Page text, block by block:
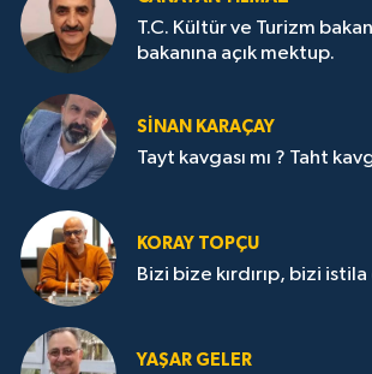
T.C. Kültür ve Turizm
bakanına açık mektup.
SİNAN KARAÇAY
Tayt kavgası mı ? Taht
KORAY TOPÇU
Bizi bize kırdırıp, bizi
YAŞAR GELER